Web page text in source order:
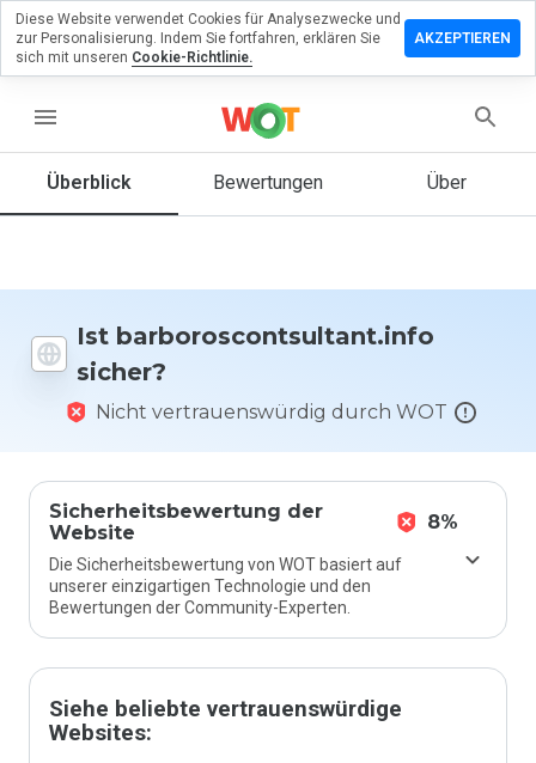
menu
Überblick Bewertungen Über
Ist barboroscontsultant.info
sicher?
Nicht vertrauenswürdig durch WOT
Sicherheitsbewertung der
Website
8%
Die Sicherheitsbewertung von WOT basiert auf
unserer einzigartigen Technologie und den
Bewertungen der Community-Experten.
Siehe beliebte vertrauenswürdige
Websites:
Sie eine
zu
Wie
Website
Skala von
1 bis 5
bewerten?
Diese Website verwendet Cookies für Analysezwecke und
zur Personalisierung. Indem Sie fortfahren, erklären Sie
sich mit unseren Cookie-Richtlinie.
AKZEPTIEREN